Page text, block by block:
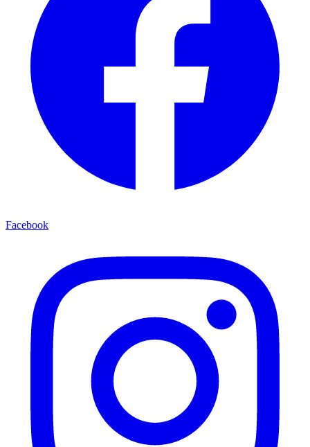
Facebook